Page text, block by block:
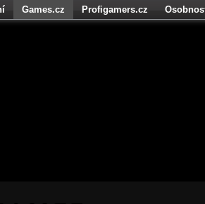
Games.cz Profigamers.cz